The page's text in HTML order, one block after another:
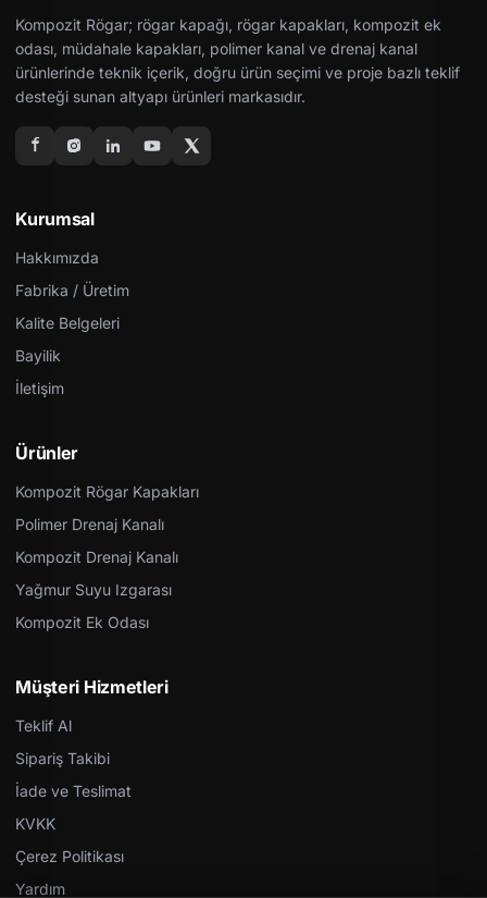
Kompozit Rögar; rögar kapağı, rögar kapakları, kompozit ek
odası, müdahale kapakları, polimer kanal ve drenaj kanal
ürünlerinde teknik içerik, doğru ürün seçimi ve proje bazlı teklif
desteği sunan altyapı ürünleri markasıdır.
Kurumsal
Hakkımızda
Fabrika / Üretim
Kalite Belgeleri
Bayilik
İletişim
Ürünler
Kompozit Rögar Kapakları
Polimer Drenaj Kanalı
Kompozit Drenaj Kanalı
Yağmur Suyu Izgarası
Kompozit Ek Odası
Müşteri Hizmetleri
Teklif Al
Sipariş Takibi
İade ve Teslimat
KVKK
Çerez Politikası
Yardım